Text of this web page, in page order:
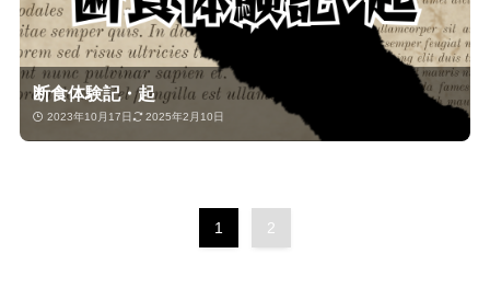
断食体験記・起
2023年10月17日 2025年2月10日
1 2